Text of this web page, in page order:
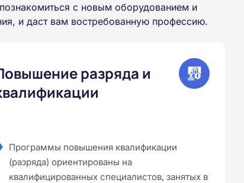
с новым оборудованием и
и даст вам востребованную профессию.
разряда и
Программы повышения квалификации
(разряда) ориентированы на
квалифицированных специалистов, занятых в